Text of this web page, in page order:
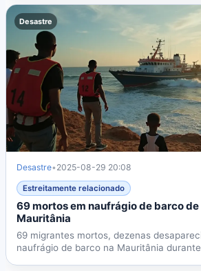
Desastre
Desastre• 2025-08-29 20:08
Estreitamente relacionado
69 mortos em naufrágio de barco
Mauritânia
69 migrantes mortos, dezenas
naufrágio de barco na Mauritânia